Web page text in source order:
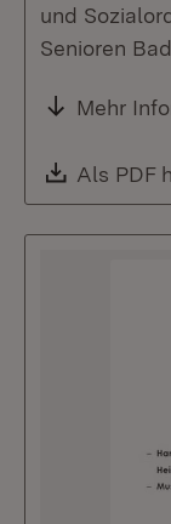
und
Senioren
Mehr
Als PDF